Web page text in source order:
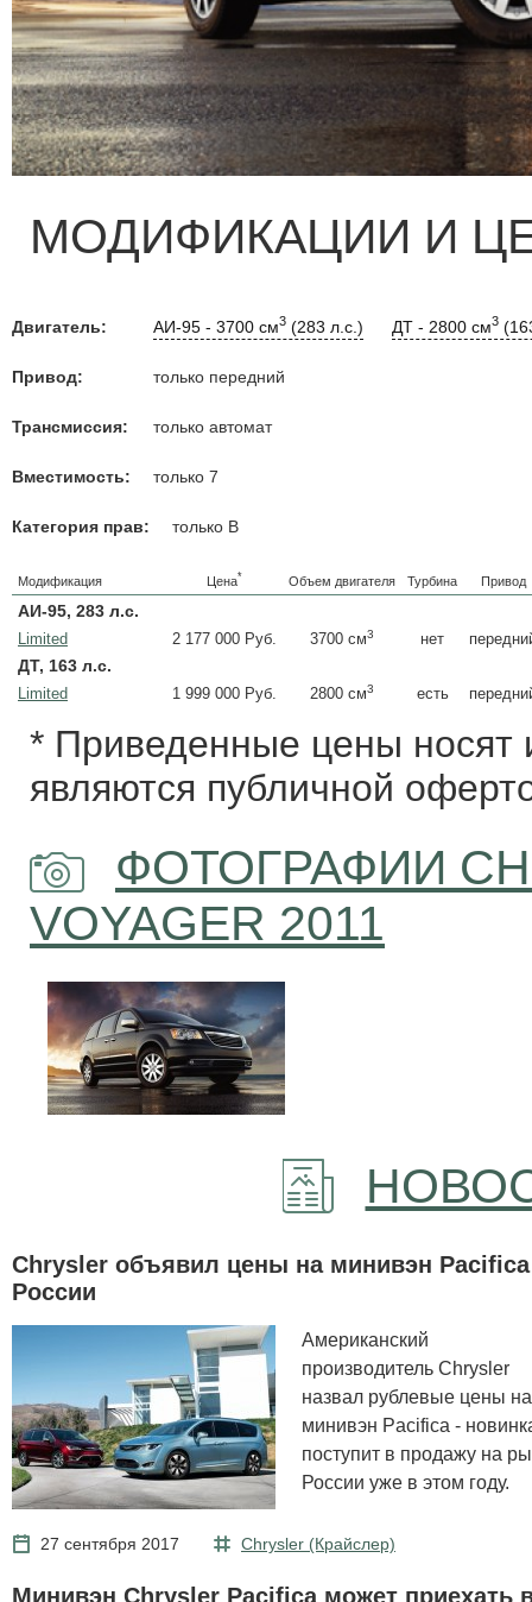
МОДИФИКАЦИИ И
Двигатель: АИ-95 - 3700 см3 (283 л.с.) ДТ - 2800 см3
Привод: только передний
Трансмиссия: только автомат
Вместимость: только 7
Категория прав: только B
Модификация Цена* Объем двигателя Турбина Привод
АИ-95, 283 л.с.
Limited 2 177 000 Руб. 3700 см3 нет
ДТ, 163 л.с.
Limited 1 999 000 Руб. 2800 см3 есть
* Приведенные цены носят
являются публичной
ФОТОГРАФИИ
VOYAGER 2011
Chrysler объявил цены на минивэн
России
Американский
производитель Chrysler
назвал рублевые цены на
минивэн Pacifica -
поступит в продажу на
России уже в этом году.
27 сентября 2017 Chrysler (Крайслер)
Минивэн Chrysler Pacifica может приехать